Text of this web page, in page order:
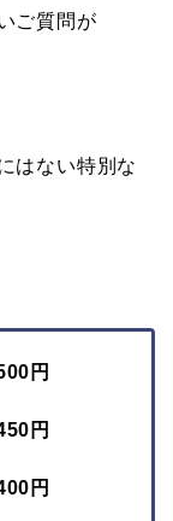
ご質問が
はない特別な
円
円
円